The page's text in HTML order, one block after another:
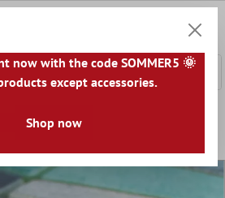
Mозайка Плочки
Сребро Зелено
now with the code SOMMER5 🌞
except accessories.
Shop now